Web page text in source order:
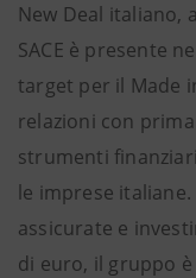
New Deal italiano,
SACE è presente
target per il Made
relazioni con
strumenti
le imprese
assicurate e
di euro, il gruppo